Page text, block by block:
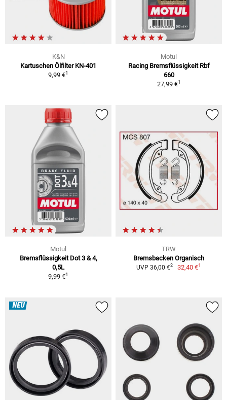
K&N
Kartuschen Ölfilter KN-401
9,99 €1
Motul
Racing Bremsflüssigkeit Rbf
660
27,99 €1
Motul
Bremsflüssigkeit Dot 3 & 4,
0,5L
9,99 €1
TRW
Bremsbacken Organisch
UVP 36,00 €2 32,40 €1
NEU